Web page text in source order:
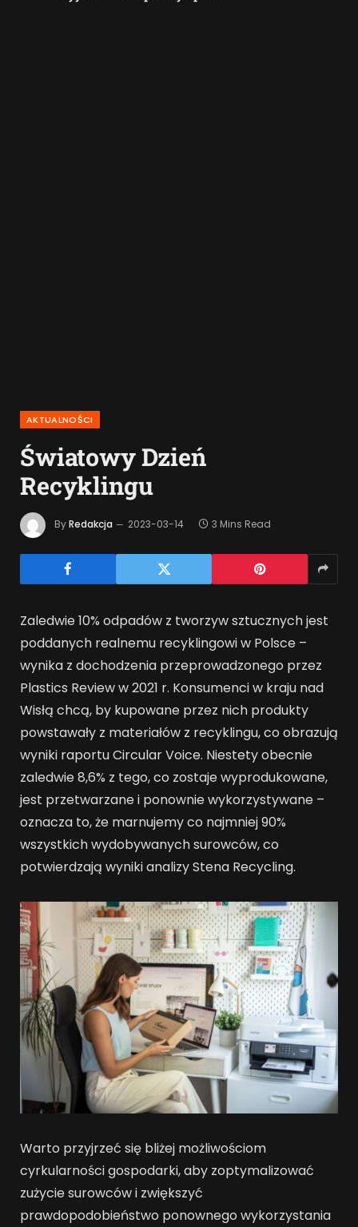
AKTUALNOŚCI
Światowy Dzień
Recyklingu
ByRedakcja 2023-03-14 3 Mins Read
Zaledwie 10% odpadów z tworzyw sztucznych jest
poddanych realnemu recyklingowi w Polsce –
wynika z dochodzenia przeprowadzonego przez
Plastics Review w 2021 r. Konsumenci w kraju nad
Wisłą chcą, by kupowane przez nich produkty
powstawały z materiałów z recyklingu, co obrazują
wyniki raportu Circular Voice. Niestety obecnie
zaledwie 8,6% z tego, co zostaje wyprodukowane,
jest przetwarzane i ponownie wykorzystywane –
oznacza to, że marnujemy co najmniej 90%
wszystkich wydobywanych surowców, co
potwierdzają wyniki analizy Stena Recycling.
Warto przyjrzeć się bliżej możliwościom
cyrkularności gospodarki, aby zoptymalizować
zużycie surowców i zwiększyć
prawdopodobieństwo ponownego wykorzystania